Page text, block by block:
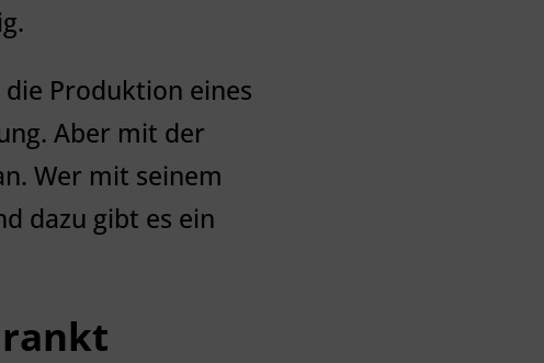
Produktion eines
Aber mit der
Wer mit seinem
dazu gibt es ein
rankt